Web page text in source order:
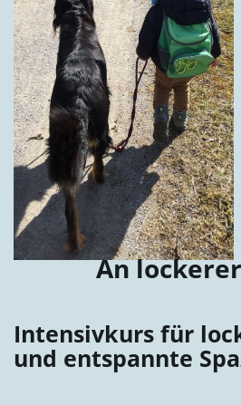
An lockerer
Intensivkurs für
und entspannte